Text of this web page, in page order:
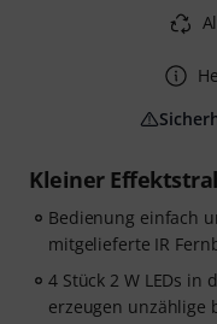
Kleiner
Bedienung einfach
mitgelieferte IR
4 Stück 2 W LEDs in
erzeugen unzählige